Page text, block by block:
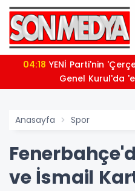
04:18
Genel Kurul'da
Anasayfa Spor
ve İsmail